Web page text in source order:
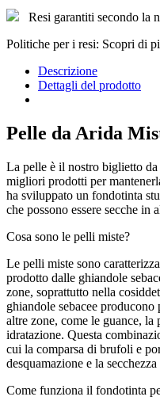
Resi garantiti secondo la
Politiche per i resi: Scopri di
Descrizione
Dettagli del prodotto
Pelle da Arida
La pelle è il nostro biglietto da
migliori prodotti per
ha sviluppato un fondotinta
che possono essere secche in
Cosa sono le pelli miste?
Le pelli miste sono
prodotto dalle ghiandole
zone, soprattutto nella
ghiandole sebacee producono
altre zone, come le guance, la
idratazione. Questa
cui la comparsa di brufoli e
desquamazione e la
Come funziona il fondotinta